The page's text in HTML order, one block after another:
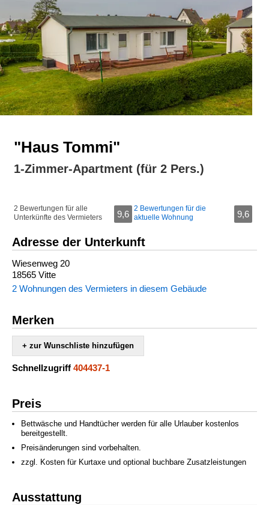
"Haus Tommi"
1-Zimmer-Apartment (für 2 Pers.)
2 Bewertungen für alle
Unterkünfte des Vermieters
9,6
2 Bewertungen für die
aktuelle Wohnung
9,6
Adresse der Unterkunft
Wiesenweg 20
18565 Vitte
2 Wohnungen des Vermieters in diesem Gebäude
Merken
+ zur Wunschliste hinzufügen
Schnellzugriff 404437-1
Preis
Bettwäsche und Handtücher werden für alle Urlauber kostenlos
bereitgestellt.
Preisänderungen sind vorbehalten.
zzgl. Kosten für Kurtaxe und optional buchbare Zusatzleistungen
Ausstattung